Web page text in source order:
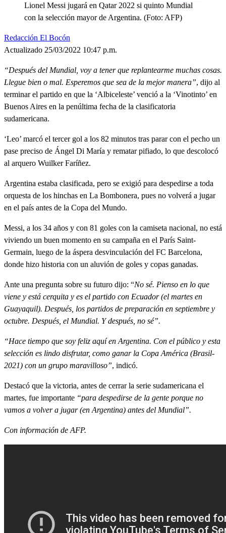
Lionel Messi jugará en Qatar 2022 si quinto Mundial
con la selección mayor de Argentina. (Foto: AFP)
Redacción El Bocón
Actualizado 25/03/2022 10:47 p.m.
“Después del Mundial, voy a tener que replantearme muchas cosas.
Llegue bien o mal. Esperemos que sea de la mejor manera”, dijo al
terminar el partido en que la ‘Albiceleste’ venció a la ‘Vinotinto’ en
Buenos Aires en la penúltima fecha de la clasificatoria
sudamericana.
‘Leo’ marcó el tercer gol a los 82 minutos tras parar con el pecho un
pase preciso de Ángel Di María y rematar pifiado, lo que descolocó
al arquero Wuilker Faríñez.
Argentina estaba clasificada, pero se exigió para despedirse a toda
orquesta de los hinchas en La Bombonera, pues no volverá a jugar
en el país antes de la Copa del Mundo.
Messi, a los 34 años y con 81 goles con la camiseta nacional, no está
viviendo un buen momento en su campaña en el París Saint-
Germain, luego de la áspera desvinculación del FC Barcelona,
donde hizo historia con un aluvión de goles y copas ganadas.
Ante una pregunta sobre su futuro dijo: “No sé. Pienso en lo que
viene y está cerquita y es el partido con Ecuador (el martes en
Guayaquil). Después, los partidos de preparación en septiembre y
octubre. Después, el Mundial. Y después, no sé”.
“Hace tiempo que soy feliz aquí en Argentina. Con el público y esta
selección es lindo disfrutar, como ganar la Copa América (Brasil-
2021) con un grupo maravilloso”, indicó.
Destacó que la victoria, antes de cerrar la serie sudamericana el
martes, fue importante “para despedirse de la gente porque no
vamos a volver a jugar (en Argentina) antes del Mundial”.
Con información de AFP.